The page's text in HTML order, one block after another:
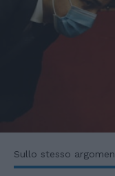
Sullo stesso